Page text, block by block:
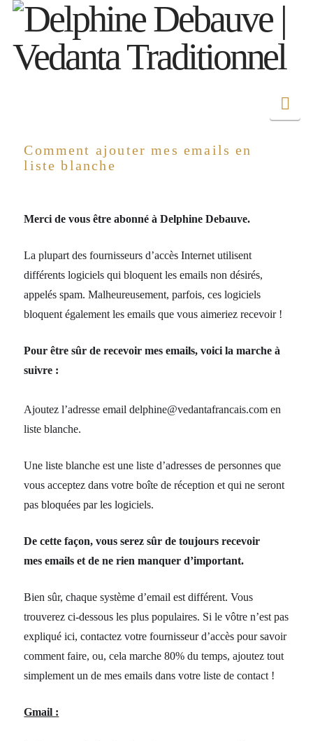
Comment ajouter mes emails en
liste blanche
Merci de vous être abonné à Delphine Debauve.
La plupart des fournisseurs d’accès Internet utilisent
différents logiciels qui bloquent les emails non désirés,
appelés spam. Malheureusement, parfois, ces logiciels
bloquent également les emails que vous aimeriez recevoir !
Pour être sûr de recevoir mes emails, voici la marche à
suivre :
Ajoutez l’adresse email delphine@vedantafrancais.com en
liste blanche.
Une liste blanche est une liste d’adresses de personnes que
vous acceptez dans votre boîte de réception et qui ne seront
pas bloquées par les logiciels.
De cette façon, vous serez sûr de toujours recevoir
mes emails et de ne rien manquer d’important.
Bien sûr, chaque système d’email est différent. Vous
trouverez ci-dessous les plus populaires. Si le vôtre n’est pas
expliqué ici, contactez votre fournisseur d’accès pour savoir
comment faire, ou, cela marche 80% du temps, ajoutez tout
simplement un de mes emails dans votre liste de contact !
Gmail :